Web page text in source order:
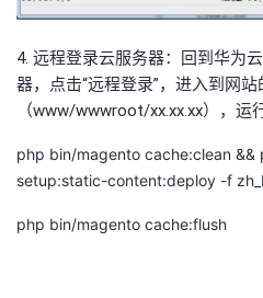
4. 远程登录云服务器：回到华为
器，点击“远程登录”，进入到网站
（www/wwwroot/xx.xx.xx），运
php bin/magento cache:clean
setup:static-content:deploy -f
php bin/magento cache:flush